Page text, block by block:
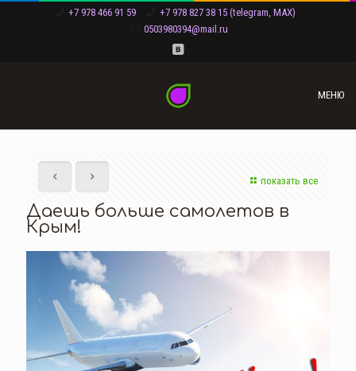
+7 978 466 91 59
+7 978 827 38 15 (telegram, MAX)
0503980394@mail.ru
МЕНЮ
показать все
Даешь больше самолетов в
Крым!